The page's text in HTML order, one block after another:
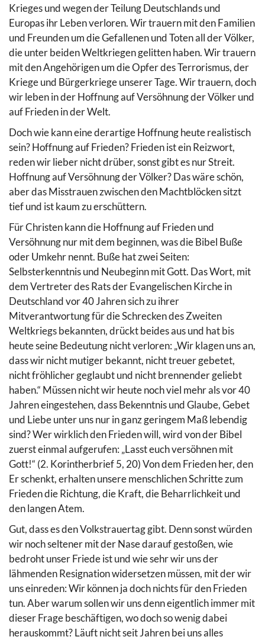
Krieges und wegen der Teilung Deutschlands und
Europas ihr Leben verloren. Wir trauern mit den Familien
und Freunden um die Gefallenen und Toten all der Völker,
die unter beiden Weltkriegen gelitten haben. Wir trauern
mit den Angehörigen um die Opfer des Terrorismus, der
Kriege und Bürgerkriege unserer Tage. Wir trauern, doch
wir leben in der Hoffnung auf Versöhnung der Völker und
auf Frieden in der Welt.
Doch wie kann eine derartige Hoffnung heute realistisch
sein? Hoffnung auf Frieden? Frieden ist ein Reizwort,
reden wir lieber nicht drüber, sonst gibt es nur Streit.
Hoffnung auf Versöhnung der Völker? Das wäre schön,
aber das Misstrauen zwischen den Machtblöcken sitzt
tief und ist kaum zu erschüttern.
Für Christen kann die Hoffnung auf Frieden und
Versöhnung nur mit dem beginnen, was die Bibel Buße
oder Umkehr nennt. Buße hat zwei Seiten:
Selbsterkenntnis und Neubeginn mit Gott. Das Wort, mit
dem Vertreter des Rats der Evangelischen Kirche in
Deutschland vor 40 Jahren sich zu ihrer
Mitverantwortung für die Schrecken des Zweiten
Weltkriegs bekannten, drückt beides aus und hat bis
heute seine Bedeutung nicht verloren: „Wir klagen uns an,
dass wir nicht mutiger bekannt, nicht treuer gebetet,
nicht fröhlicher geglaubt und nicht brennender geliebt
haben.“ Müssen nicht wir heute noch viel mehr als vor 40
Jahren eingestehen, dass Bekenntnis und Glaube, Gebet
und Liebe unter uns nur in ganz geringem Maß lebendig
sind? Wer wirklich den Frieden will, wird von der Bibel
zuerst einmal aufgerufen: „Lasst euch versöhnen mit
Gott!“ (2. Korintherbrief 5, 20) Von dem Frieden her, den
Er schenkt, erhalten unsere menschlichen Schritte zum
Frieden die Richtung, die Kraft, die Beharrlichkeit und
den langen Atem.
Gut, dass es den Volkstrauertag gibt. Denn sonst würden
wir noch seltener mit der Nase darauf gestoßen, wie
bedroht unser Friede ist und wie sehr wir uns der
lähmenden Resignation widersetzen müssen, mit der wir
uns einreden: Wir können ja doch nichts für den Frieden
tun. Aber warum sollen wir uns denn eigentlich immer mit
dieser Frage beschäftigen, wo doch so wenig dabei
herauskommt? Läuft nicht seit Jahren bei uns alles